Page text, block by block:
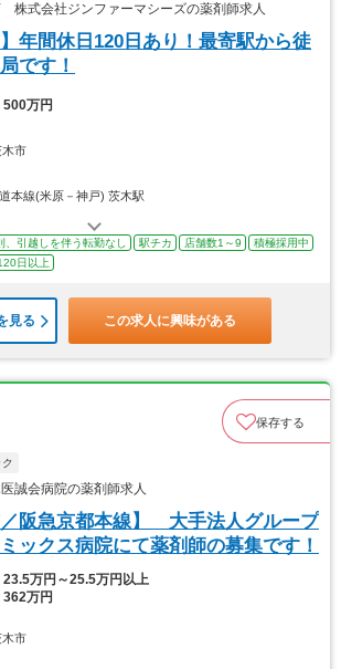
式会社ジンファーマシーズの薬剤師求人
】年間休日120日あり！最寄駅から徒
です！
500万円
木市
道本線(米原－神戸) 茨木駅
、引越しを伴う転勤なし 駅チカ 店舗数1～9
積極採用中
日以上
見る この求人に興味がある
保存する
誠会病院の薬剤師求人
／阪急京都本線】 大手法人グループ
ックス病院にて薬剤師の募集です！
23.5万円～25.5万円以上
362万円
木市